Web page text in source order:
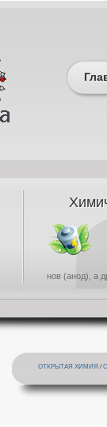
нов (анод), а
ОТКРЫТАЯ ХИМИЯ /